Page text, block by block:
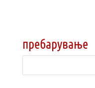
пребарување